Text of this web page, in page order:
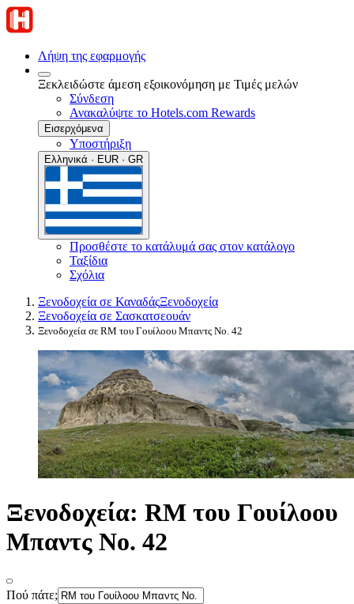
Λήψη της εφαρμογής
Ξεκλειδώστε άμεση εξοικονόμηση με Τιμές μελών
Σύνδεση
Ανακαλύψτε το Hotels.com Rewards
Εισερχόμενα
Υποστήριξη
Ελληνικά · EUR · GR
Προσθέστε το κατάλυμά σας στον κατάλογο
Ταξίδια
Σχόλια
Ξενοδοχεία σε ΚαναδάςΞενοδοχεία
Ξενοδοχεία σε Σασκατσεουάν
Ξενοδοχεία σε RM του Γουίλοου Μπαντς Νο. 42
Ξενοδοχεία: RM του Γουίλοου
Μπαντς Νο. 42
Πού πάτε;